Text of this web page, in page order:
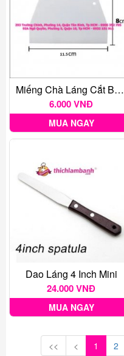
Miếng Chà Láng Cắt Bột Hình Thang Mini
6.000 VNĐ
MUA NGAY
Dao Láng 4 Inch Mini
24.000 VNĐ
MUA NGAY
<< < 1 2